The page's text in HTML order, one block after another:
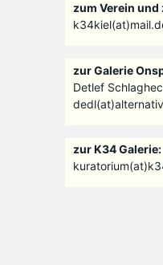
zum Verein und
zur Galerie
Detlef
zur K34 Galerie: